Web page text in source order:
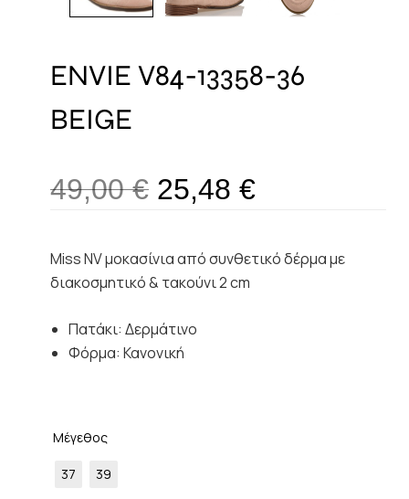
ENVIE V84-13358-36
BEIGE
49,00€ 25,48 €
Miss NV μοκασίνια από συνθετικό δέρμα με
διακοσμητικό & τακούνι 2 cm
Πατάκι: Δερμάτινο
Φόρμα: Κανονική
Μέγεθος
37 39